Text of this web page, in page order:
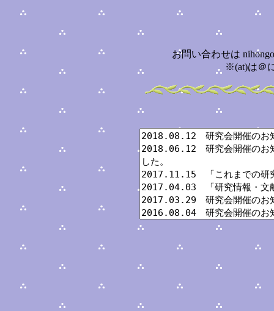
お問い合わせは
※(at)は＠